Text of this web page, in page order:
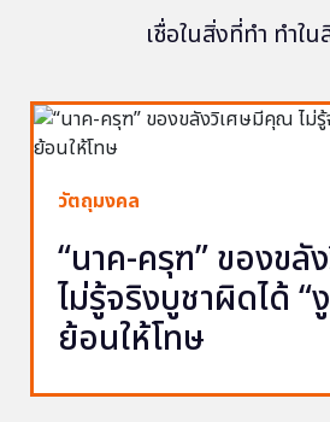
เชื่อในสิ่งที่ทำ ทำใน
วัตถุมงคล
“นาค-ครุฑ” ของข
ไม่รู้จริงบูชาผิดได้ “
ย้อนให้โทษ